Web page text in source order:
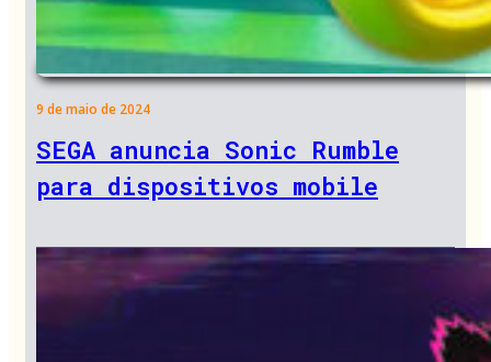
9 de maio de 2024
SEGA anuncia Sonic Rumble
para dispositivos mobile